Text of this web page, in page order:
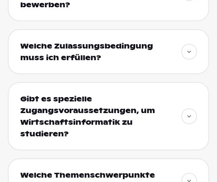
bewerben?
Welche Zulassungsbedingung
muss ich erfüllen?
Gibt es spezielle
Zugangsvoraussetzungen, um
Wirtschaftsinformatik zu
studieren?
Welche Themenschwerpunkte